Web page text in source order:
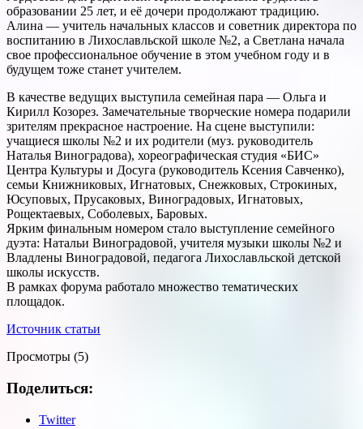
образовании 25 лет, и её дочери продолжают традицию.
Алина — учитель начальных классов и советник директора по
воспитанию в Лихославльской школе №2, а Светлана начала
свое профессиональное обучение в этом учебном году и в
будущем тоже станет учителем.
В качестве ведущих выступила семейная пара — Ольга и
Кирилл Козорез. Замечательные творческие номера подарили
зрителям прекрасное настроение. На сцене выступили:
учащиеся школы №2 и их родители (муз. руководитель
Наталья Виноградова), хореографическая студия «БИС»
Центра Культуры и Досуга (руководитель Ксения Савченко),
семьи Книжниковых, Игнатовых, Снежковых, Строкиных,
Юсуповых, Прусаковых, Виноградовых, Игнатовых,
Рощектаевых, Соболевых, Баровых.
Ярким финальным номером стало выступление семейного
дуэта: Натальи Виноградовой, учителя музыки школы №2 и
Владлены Виноградовой, педагога Лихославльской детской
школы искусств.
В рамках форума работало множество тематических
площадок.
Источник статьи
Просмотры (5)
Поделиться:
Twitter